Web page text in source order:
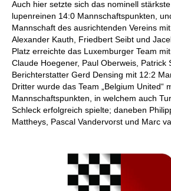
Auch hier setzte sich das nominell
lupenreinen 14:0 Mannschaftspunkten,
Mannschaft des ausrichtenden Vereins
Alexander Kauth, Friedbert Seibt und
Platz erreichte das Luxemburger Team
Claude Hoegener, Paul Oberweis, Patrick
Berichterstatter Gerd Densing mit 12:2
Dritter wurde das Team „Belgium United“
Mannschaftspunkten, in welchem auch
Schleck erfolgreich spielte; daneben
Mattheys, Pascal Vandervorst und Marc